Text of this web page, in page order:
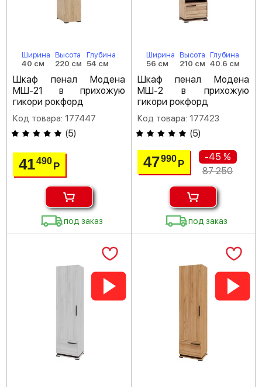
Ширина
40 см
Высота
220 см
Глубина
54 см
Шкаф пенал Модена
МШ-21 в прихожую
гикори рокфорд
Код товара: 177447
(5)
41490Р
под заказ
Ширина
56 см
Высота
210 см
Глубина
40.6 см
Шкаф пенал Модена
МШ-2 в прихожую
гикори рокфорд
Код товара: 177423
(5)
47990 Р
-45 %
87 250
под заказ